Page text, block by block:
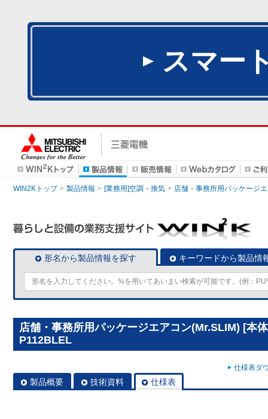
スマー
WIN2Kトップ 製品情報 [業務用]空調・換気 店舗・事務所用パッケージ
形名から製品情報を探す キーワードから製品情
店舗・事務所用パッケージエアコン(Mr.SLIM) [本
P112BLEL
仕様表ダ
製品概要 技術資料 仕様表